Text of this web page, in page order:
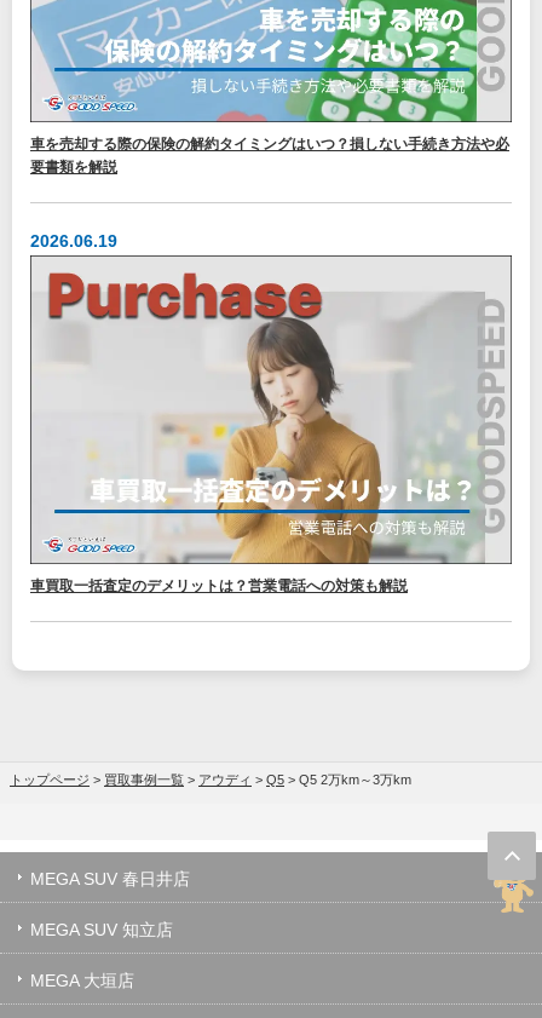
車を売却する際の保険の解約タイミングはいつ？損しない手続き方法や必
要書類を解説
2026.06.19
車買取一括査定のデメリットは？営業電話への対策も解説
トップページ > 買取事例一覧 > アウディ > Q5 > Q5 2万km～3万km
MEGA SUV 春日井店
MEGA SUV 知立店
MEGA 大垣店